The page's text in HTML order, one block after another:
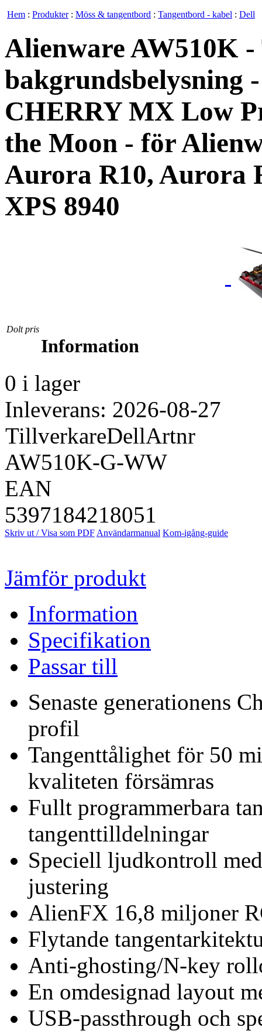
Hem : Produkter: Möss & tangentbord : Tangentbord - kabel : Dell
Alienware AW510K
bakgrundsbelysning
CHERRY MX Low
the Moon - för
Aurora R10, Aurora
XPS 8940
Dolt pris
Information
0 i lager
Inleverans: 2026-08-27
TillverkareDellArtnr
AW510K-G-WW
EAN
5397184218051
Skriv ut / Visa som PDF Användarmanual Kom-igång-guide
Jämför produkt
Information
Specifikation
Passar till
Senaste generationens
profil
Tangenttålighet för 50
kvaliteten försämras
Fullt programmerbara
tangenttilldelningar
Speciell ljudkontroll
justering
AlienFX 16,8 miljoner
Flytande
Anti-ghosting/N-key
En omdesignad layout
USB-passthrough och